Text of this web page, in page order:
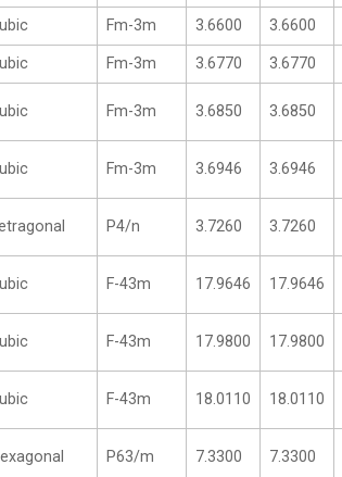
Fm-3m 3.6600 3.6600
Fm-3m 3.6770 3.6770
Fm-3m 3.6850 3.6850
Fm-3m 3.6946 3.6946
P4/n 3.7260 3.7260
F-43m 17.9646 17.9646
F-43m 17.9800 17.9800
F-43m 18.0110 18.0110
P63/m 7.3300 7.3300